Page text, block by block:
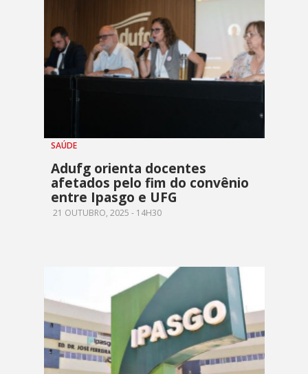
SAÚDE
Adufg orienta docentes
afetados pelo fim do convênio
entre Ipasgo e UFG
21 OUTUBRO, 2025 - 14H30